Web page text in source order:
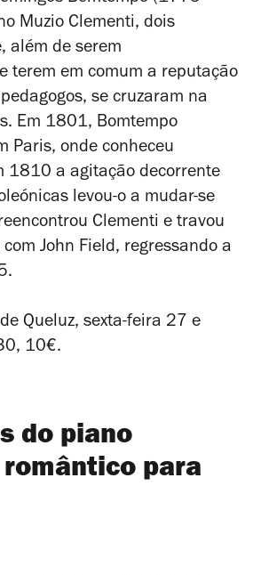
Muzio Clementi, dois
além de serem
terem em comum a reputação
se cruzaram na
Em 1801, Bomtempo
Paris, onde conheceu
1810 a agitação decorrente
levou-o a mudar-se
Clementi e travou
John Field, regressando a
Queluz, sexta-feira 27 e
10€.
do piano
para